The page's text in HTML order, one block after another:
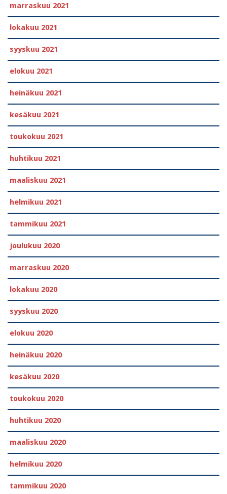
marraskuu 2021
lokakuu 2021
syyskuu 2021
elokuu 2021
heinäkuu 2021
kesäkuu 2021
toukokuu 2021
huhtikuu 2021
maaliskuu 2021
helmikuu 2021
tammikuu 2021
joulukuu 2020
marraskuu 2020
lokakuu 2020
syyskuu 2020
elokuu 2020
heinäkuu 2020
kesäkuu 2020
toukokuu 2020
huhtikuu 2020
maaliskuu 2020
helmikuu 2020
tammikuu 2020